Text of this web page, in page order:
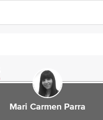
Mari Carmen Parra